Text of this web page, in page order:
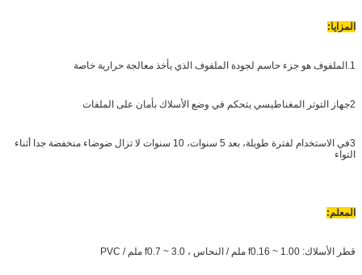
المزايا:
1. الملفوف هو جزء حاسم لجودة الملفوف الذي يأخذ معالجة حرارية خاصة
2جهاز التوتر المغناطيسي يتحكم في وضع الأسلاك بأمان على الملفات
3في الاستخدام لفترة طويلة، بعد 5 سنوات، 10 سنوات لا تزال ضوضاء منخفضة جدا أثناء
التواء
المعلم:
قطر الأسلاك: f0.16 ~ 1.00 ملم / النحاس ، f0.7 ~ 3.0 ملم / PVC